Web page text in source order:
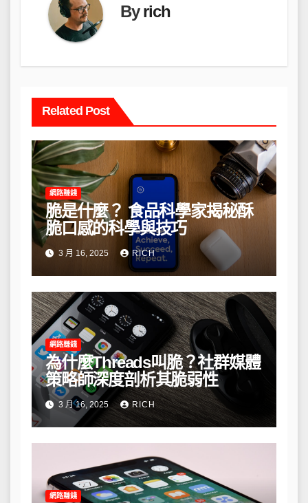
Byrich
Related Post
網路賺錢
脆是什麼？ 食品科學家揭秘酥
脆口感的科學與技巧
3 月 16, 2025 RICH
網路賺錢
為什麼Threads叫脆？社群媒體
策略師深度剖析其脆弱性
3 月 16, 2025 RICH
網路賺錢